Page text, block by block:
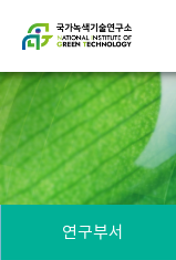
연구부서